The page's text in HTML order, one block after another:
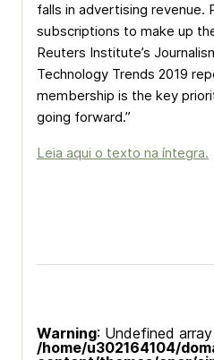
falls in advertising revenue.
subscriptions to make up
Reuters Institute’s
Technology Trends 2019
membership is the key
going forward.”
Leia aqui o texto na íntegra.
Warning: Undefined
/home/u302164104/